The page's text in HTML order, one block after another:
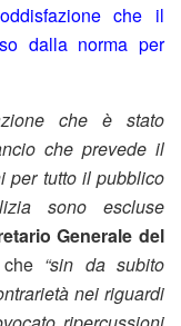
che il
dalla norma per
che è stato
che prevede il
per tutto il pubblico
sono escluse
Generale del
“sin da subito
nei riguardi